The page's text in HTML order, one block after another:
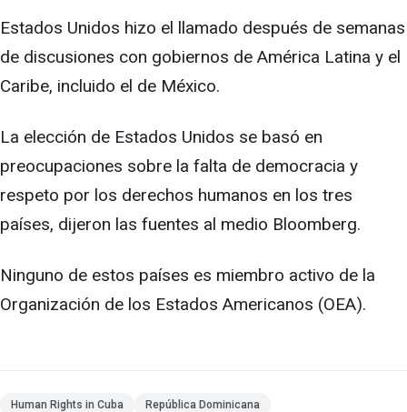
Estados Unidos hizo el llamado después de semanas
de discusiones con gobiernos de América Latina y el
Caribe, incluido el de México.
La elección de Estados Unidos se basó en
preocupaciones sobre la falta de democracia y
respeto por los derechos humanos en los tres
países, dijeron las fuentes al medio Bloomberg.
Ninguno de estos países es miembro activo de la
Organización de los Estados Americanos (OEA).
Human Rights in Cuba República Dominicana